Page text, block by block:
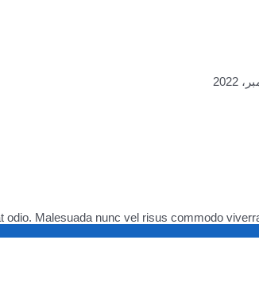
odio. Malesuada nunc vel risus commodo